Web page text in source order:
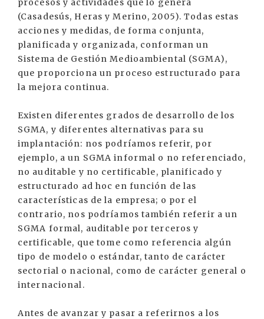
procesos y actividades que lo genera
(Casadesús, Heras y Merino, 2005). Todas estas
acciones y medidas, de forma conjunta,
planificada y organizada, conforman un
Sistema de Gestión Medioambiental (SGMA),
que proporciona un proceso estructurado para
la mejora continua.
Existen diferentes grados de desarrollo de los
SGMA, y diferentes alternativas para su
implantación: nos podríamos referir, por
ejemplo, a un SGMA informal o no referenciado,
no auditable y no certificable, planificado y
estructurado ad hoc en función de las
características de la empresa; o por el
contrario, nos podríamos también referir a un
SGMA formal, auditable por terceros y
certificable, que tome como referencia algún
tipo de modelo o estándar, tanto de carácter
sectorial o nacional, como de carácter general o
internacional.
Antes de avanzar y pasar a referirnos a los